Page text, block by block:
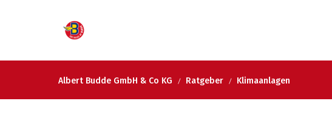
Albert Budde GmbH & Co KG Ratgeber Klimaanlagen